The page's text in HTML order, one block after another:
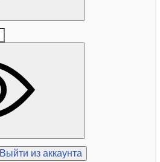
Выйти из аккаунта